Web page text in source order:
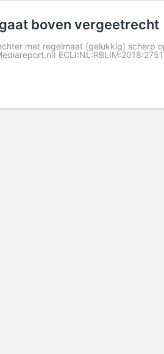
boven vergeetrecht
met regelmaat (gelukkig)